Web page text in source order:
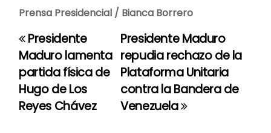
Prensa Presidencial / Bianca Borrero
N
a
v
Presidente Maduro
repudia rechazo de la
Plataforma Unitaria
contra la Bandera de
Venezuela
Presidente
Maduro lamenta
partida física de
Hugo de Los
Reyes Chávez